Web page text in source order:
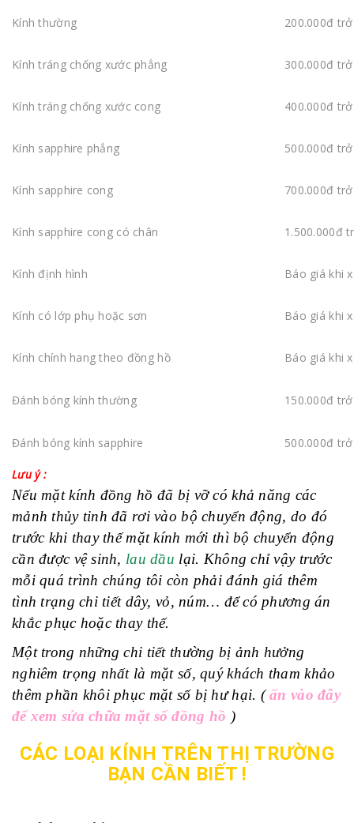
Kính thường 200.000đ
Kính tráng chống xước phẳng 300.000đ
Kính tráng chống xước cong 400.000đ
Kính sapphire phẳng 500.000đ
Kính sapphire cong 700.000đ
Kính sapphire cong có chân 1.500.000đ
Kính định hình Báo giá khi
Kính có lớp phụ hoặc sơn Báo giá khi
Kính chính hang theo đồng hồ Báo giá khi
Đánh bóng kính thường 150.000đ
Đánh bóng kính sapphire 500.000đ
Lưu ý :
Nếu mặt kính đồng hồ đã bị vỡ có khả năng các
mảnh thủy tinh đã rơi vào bộ chuyển động, do đó
trước khi thay thế mặt kính mới thì bộ chuyển động
cần được vệ sinh, lau dầu lại. Không chỉ vậy trước
mỗi quá trình chúng tôi còn phải đánh giá thêm
tình trạng chi tiết dây, vỏ, núm… để có phương án
khắc phục hoặc thay thế.
Một trong những chi tiết thường bị ảnh hưởng
nghiêm trọng nhất là mặt số, quý khách tham khảo
thêm phần khôi phục mặt số bị hư hại. (ấn vào đây
để xem sửa chữa mặt số đồng hồ )
CÁC LOẠI KÍNH TRÊN THỊ TRƯỜNG
BẠN CẦN BIẾT !